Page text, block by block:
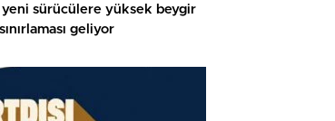
yeni sürücülere yüksek beygir
geliyor